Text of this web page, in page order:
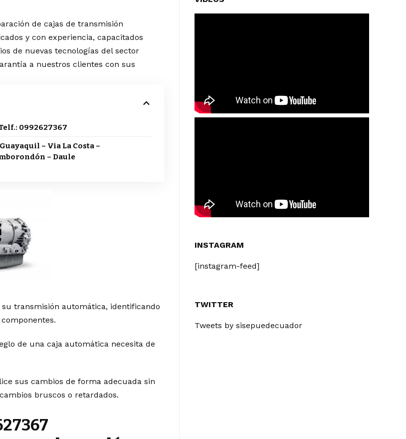
de cajas de transmisión
y con experiencia, capacitados
de nuevas tecnologías del sector
a nuestros clientes con sus
0992627367
Guayaquil – Via La Costa –
– Daule
transmisión automática, identificando
de una caja automática necesita de
sus cambios de forma adecuada sin
bruscos o retardados.
INSTAGRAM
[instagram-feed]
TWITTER
Tweets by sisepuedecuador